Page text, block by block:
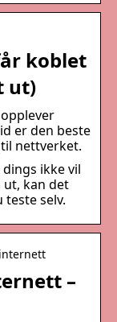
koblet
ut)
er den beste
nettverket.
ikke vil
ut, kan det
selv.
–